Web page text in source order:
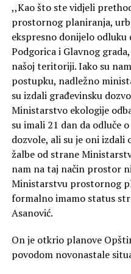
,,Kao što ste vidjeli
prostornog planiranja,
ekspresno donijelo odluku
Podgorica i Glavnog
našoj teritoriji. Iako su
postupku, nadležno
su izdali građevinsku
Ministarstvo ekologije
su imali 21 dan da odluče
dozvole, ali su je oni izdali
žalbe od strane
nam na taj način prostor
Ministarstvu prostornog
formalno imamo status
Asanović.
On je otkrio planove
povodom novonastale